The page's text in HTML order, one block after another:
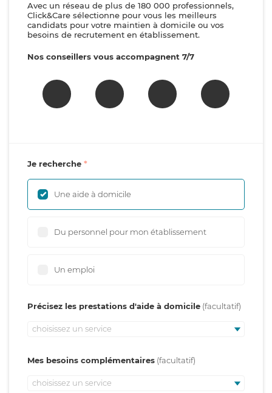
Avec un réseau de plus de 180 000 professionnels,
Click&Care sélectionne pour vous les meilleurs
candidats pour votre maintien à domicile ou vos
besoins de recrutement en établissement.
Nos conseillers vous accompagnent 7/7
Je recherche
Une aide à domicile
Du personnel pour mon établissement
Un emploi
Précisez les prestations d'aide à domicile
choisissez un service
Mes besoins complémentaires
choisissez un service